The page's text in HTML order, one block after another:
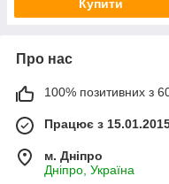
Купити
Про нас
100% позитивних з
Працює з
м. Дніпро
Дніпро, Україна